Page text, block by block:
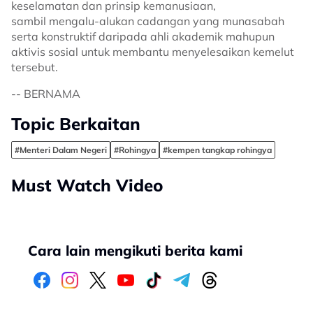
keselamatan dan prinsip kemanusiaan,
sambil mengalu-alukan cadangan yang munasabah
serta konstruktif daripada ahli akademik mahupun
aktivis sosial untuk membantu menyelesaikan kemelut
tersebut.
-- BERNAMA
Topic Berkaitan
#Menteri Dalam Negeri #Rohingya #kempen tangkap rohingya
Must Watch Video
Cara lain mengikuti berita kami